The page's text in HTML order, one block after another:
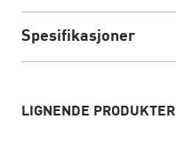
Spesifikasjoner
LIGNENDE PRODUKTER